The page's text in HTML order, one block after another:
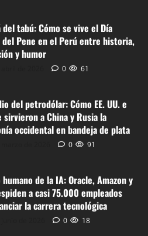
del tabú: Cómo se vive el Día
del Pene en el Perú entre historia,
y humor
0 61
del petrodólar: Cómo EE. UU. e
sirvieron a China y Rusia la
occidental en bandeja de plata
0 91
de la IA: Oracle, Amazon y
a casi 75.000 empleados
la carrera tecnológica
0 18